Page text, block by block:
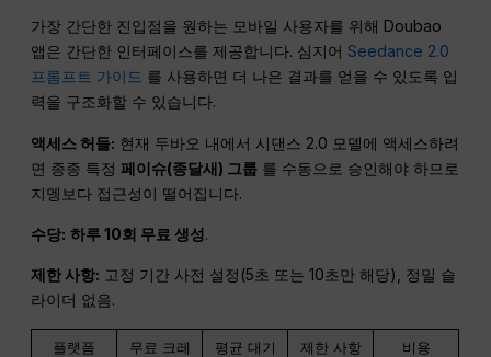
가장 간단한 진입점을 원하는 모바일 사용자를 위해 Doubao
앱은 간단한 인터페이스를 제공합니다. 심지어Seedance 2.0
프롬프트 가이드 를 사용하면 더 나은 결과를 얻을 수 있도록 입
력을 구조화할 수 있습니다.
액세스 허들: 현재 두바오 내에서 시댄스 2.0 모델에 액세스하려
면 종종 특정페이슈(종달새) 그룹 를 수동으로 승인해야 하므로
지멩보다 접근성이 떨어집니다.
수당: 하루 10회 무료 생성.
제한 사항: 고정 기간 사전 설정(5초 또는 10초만 해당), 정밀 슬
라이더 없음.
플랫폼
무료 크레
평균 대기
제한 사항 비용